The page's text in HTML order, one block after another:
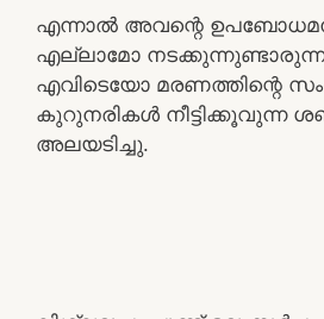
എന്നാൽ അവന്റെ
എല്ലാമോ
എവിടെയോ മരണത്തിന്റെ
കുറുനരികൾ നീട്ടിക്കൂവുന്ന
അലയടിച്ചു.